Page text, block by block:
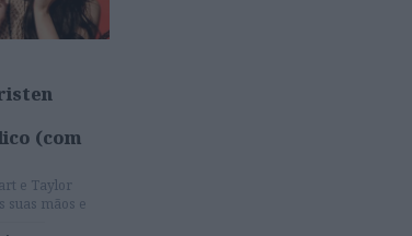
(com
e Taylor
mãos e